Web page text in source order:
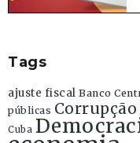
Tags
ajuste fiscal Banco
públicas Corrupção
Cuba